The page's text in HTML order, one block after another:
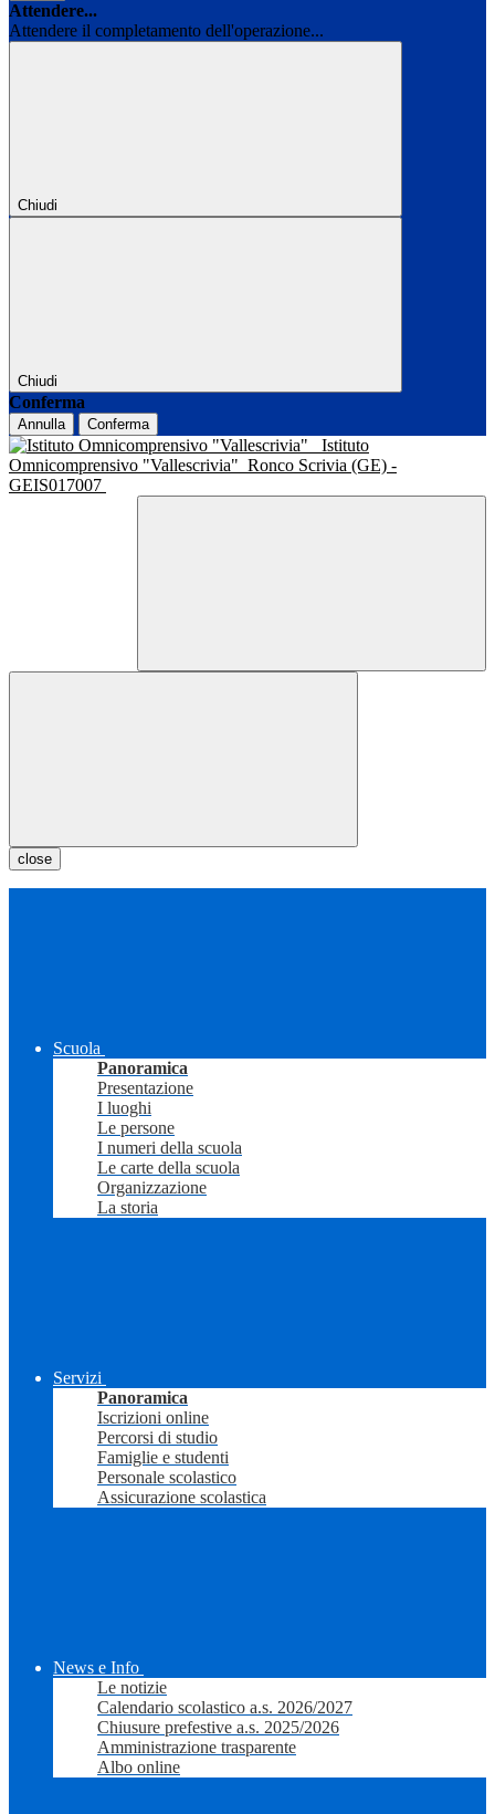
Attendere...
Attendere il completamento dell'operazione...
Chiudi
Chiudi
Conferma
Annulla Conferma
Istituto
Omnicomprensivo "Vallescrivia" Ronco Scrivia (GE) -
GEIS017007
close
Scuola
Panoramica
Presentazione
I luoghi
Le persone
I numeri della scuola
Le carte della scuola
Organizzazione
La storia
Servizi
Panoramica
Iscrizioni online
Percorsi di studio
Famiglie e studenti
Personale scolastico
Assicurazione scolastica
News e Info
Le notizie
Calendario scolastico a.s. 2026/2027
Chiusure prefestive a.s. 2025/2026
Amministrazione trasparente
Albo online